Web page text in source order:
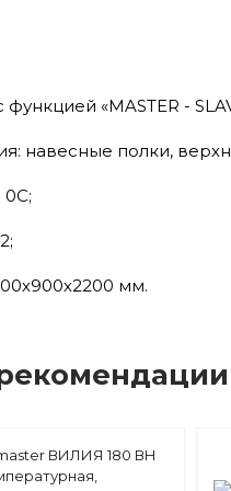
«MASTER -
навесные полки,
0С;
мм.
ВИЛИЯ 180 ВН